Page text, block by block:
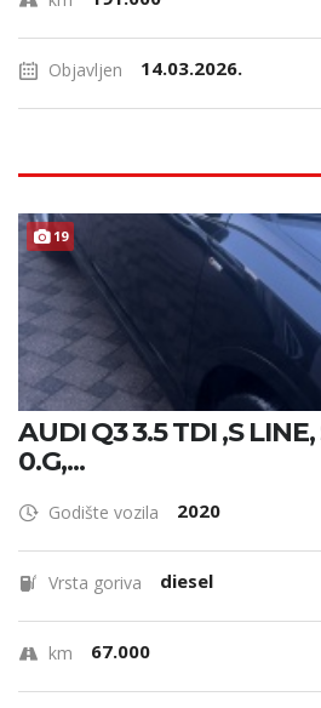
Objavljen 14.03.2026.
19
AUDI Q3 3.5 TDI ,S
0.G,...
Godište vozila 2020
Vrsta goriva diesel
km 67.000